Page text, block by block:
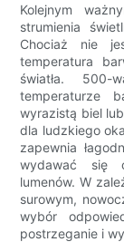
Kolejnym
strumienia
Chociaż nie
temperatura
światła. 500-
temperaturze
wyrazistą biel
dla ludzkiego
zapewnia
wydawać się
lumenów. W
surowym,
wybór
postrzeganie i